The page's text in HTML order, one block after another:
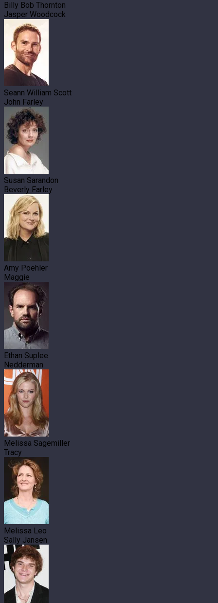
Billy Bob Thornton
Jasper Woodcock
Seann William Scott
John Farley
Susan Sarandon
Beverly Farley
Amy Poehler
Maggie
Ethan Suplee
Nedderman
Melissa Sagemiller
Tracy
Melissa Leo
Sally Jansen